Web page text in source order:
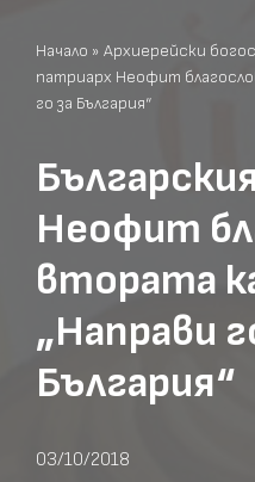
Начало » Архиерейски
патриарх Неофит
го за България“
Неофит
втората
„Направи
България“
03/10/2018